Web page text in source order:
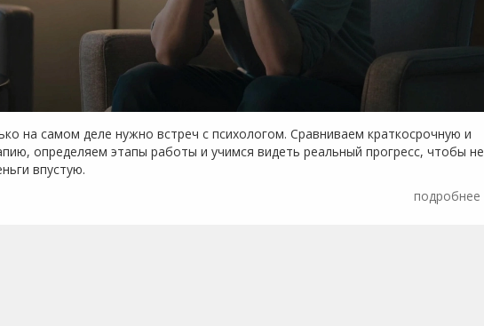
на самом деле нужно встреч с психологом. Сравниваем краткосрочную и
определяем этапы работы и учимся видеть реальный прогресс, чтобы не
впустую.
подробнее